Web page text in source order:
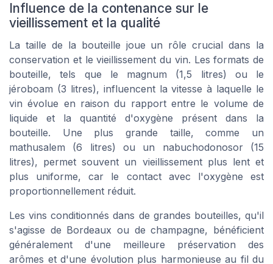
Influence de la contenance sur le
vieillissement et la qualité
La taille de la bouteille joue un rôle crucial dans la
conservation et le vieillissement du vin. Les formats de
bouteille, tels que le magnum (1,5 litres) ou le
jéroboam (3 litres), influencent la vitesse à laquelle le
vin évolue en raison du rapport entre le volume de
liquide et la quantité d'oxygène présent dans la
bouteille. Une plus grande taille, comme un
mathusalem (6 litres) ou un nabuchodonosor (15
litres), permet souvent un vieillissement plus lent et
plus uniforme, car le contact avec l'oxygène est
proportionnellement réduit.
Les vins conditionnés dans de grandes bouteilles, qu'il
s'agisse de Bordeaux ou de champagne, bénéficient
généralement d'une meilleure préservation des
arômes et d'une évolution plus harmonieuse au fil du